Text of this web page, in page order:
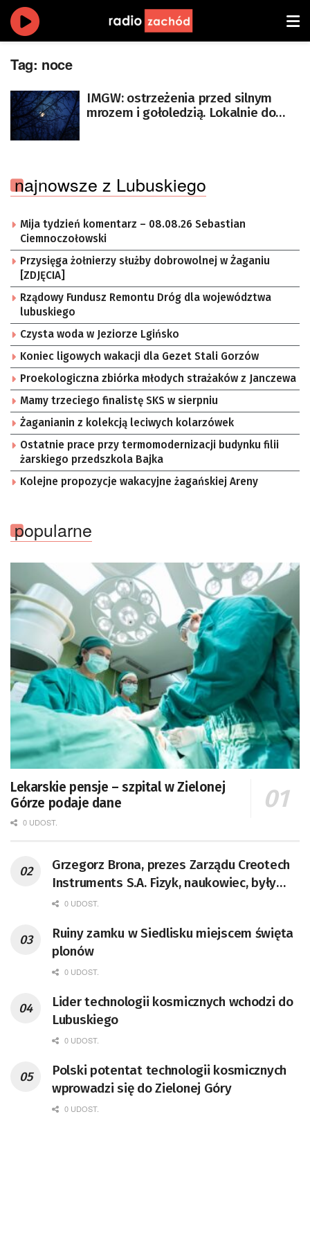
Tag: noce
IMGW: ostrzeżenia przed silnym
mrozem i gołoledzią. Lokalnie do
najnowsze z Lubuskiego
Mija tydzień komentarz – 08.08.26 Sebastian
Ciemnoczołowski
Przysięga żołnierzy służby dobrowolnej w Żaganiu
[ZDJĘCIA]
Rządowy Fundusz Remontu Dróg dla województwa
lubuskiego
Czysta woda w Jeziorze Lgińsko
Koniec ligowych wakacji dla Gezet Stali Gorzów
Proekologiczna zbiórka młodych strażaków z Janczewa
Mamy trzeciego finalistę SKS w sierpniu
Żaganianin z kolekcją leciwych kolarzówek
Ostatnie prace przy termomodernizacji budynku filii
żarskiego przedszkola Bajka
Kolejne propozycje wakacyjne żagańskiej Areny
popularne
Lekarskie pensje – szpital w Zielonej
Górze podaje dane
0 UDOST.
Grzegorz Brona, prezes Zarządu Creotech
Instruments S.A. Fizyk, naukowiec, były
pracownik CERN w Genewie,
doktor habilitowany nauk fizycznych,
koordynator Rady Sektorowej ds.
Kompetencji Przemysłu Lotniczo-
Badań Kosmicznych i Satelitarnych PAN.
0 UDOST.
Ruiny zamku w Siedlisku miejscem święta
plonów
0 UDOST.
Lider technologii kosmicznych wchodzi do
Lubuskiego
0 UDOST.
Polski potentat technologii kosmicznych
wprowadzi się do Zielonej Góry
0 UDOST.